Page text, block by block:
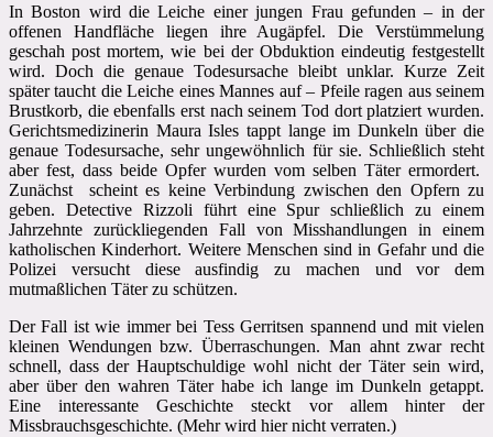
In Boston wird die Leiche einer jungen Frau gefunden – in der
offenen Handfläche liegen ihre Augäpfel. Die Verstümmelung
geschah post mortem, wie bei der Obduktion eindeutig festgestellt
wird. Doch die genaue Todesursache bleibt unklar. Kurze Zeit
später taucht die Leiche eines Mannes auf – Pfeile ragen aus seinem
Brustkorb, die ebenfalls erst nach seinem Tod dort platziert wurden.
Gerichtsmedizinerin Maura Isles tappt lange im Dunkeln über die
genaue Todesursache, sehr ungewöhnlich für sie. Schließlich steht
aber fest, dass beide Opfer wurden vom selben Täter ermordert.
Zunächst scheint es keine Verbindung zwischen den Opfern zu
geben. Detective Rizzoli führt eine Spur schließlich zu einem
Jahrzehnte zurückliegenden Fall von Misshandlungen in einem
katholischen Kinderhort. Weitere Menschen sind in Gefahr und die
Polizei versucht diese ausfindig zu machen und vor dem
mutmaßlichen Täter zu schützen.
Der Fall ist wie immer bei Tess Gerritsen spannend und mit vielen
kleinen Wendungen bzw. Überraschungen. Man ahnt zwar recht
schnell, dass der Hauptschuldige wohl nicht der Täter sein wird,
aber über den wahren Täter habe ich lange im Dunkeln getappt.
Eine interessante Geschichte steckt vor allem hinter der
Missbrauchsgeschichte. (Mehr wird hier nicht verraten.)